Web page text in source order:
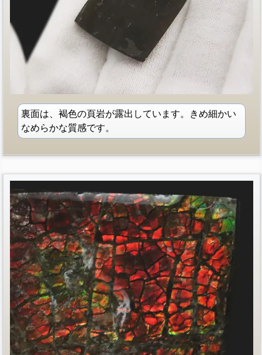
裏面は、褐色の頁岩が露出しています。きめ細かい
なめらかな質感です。